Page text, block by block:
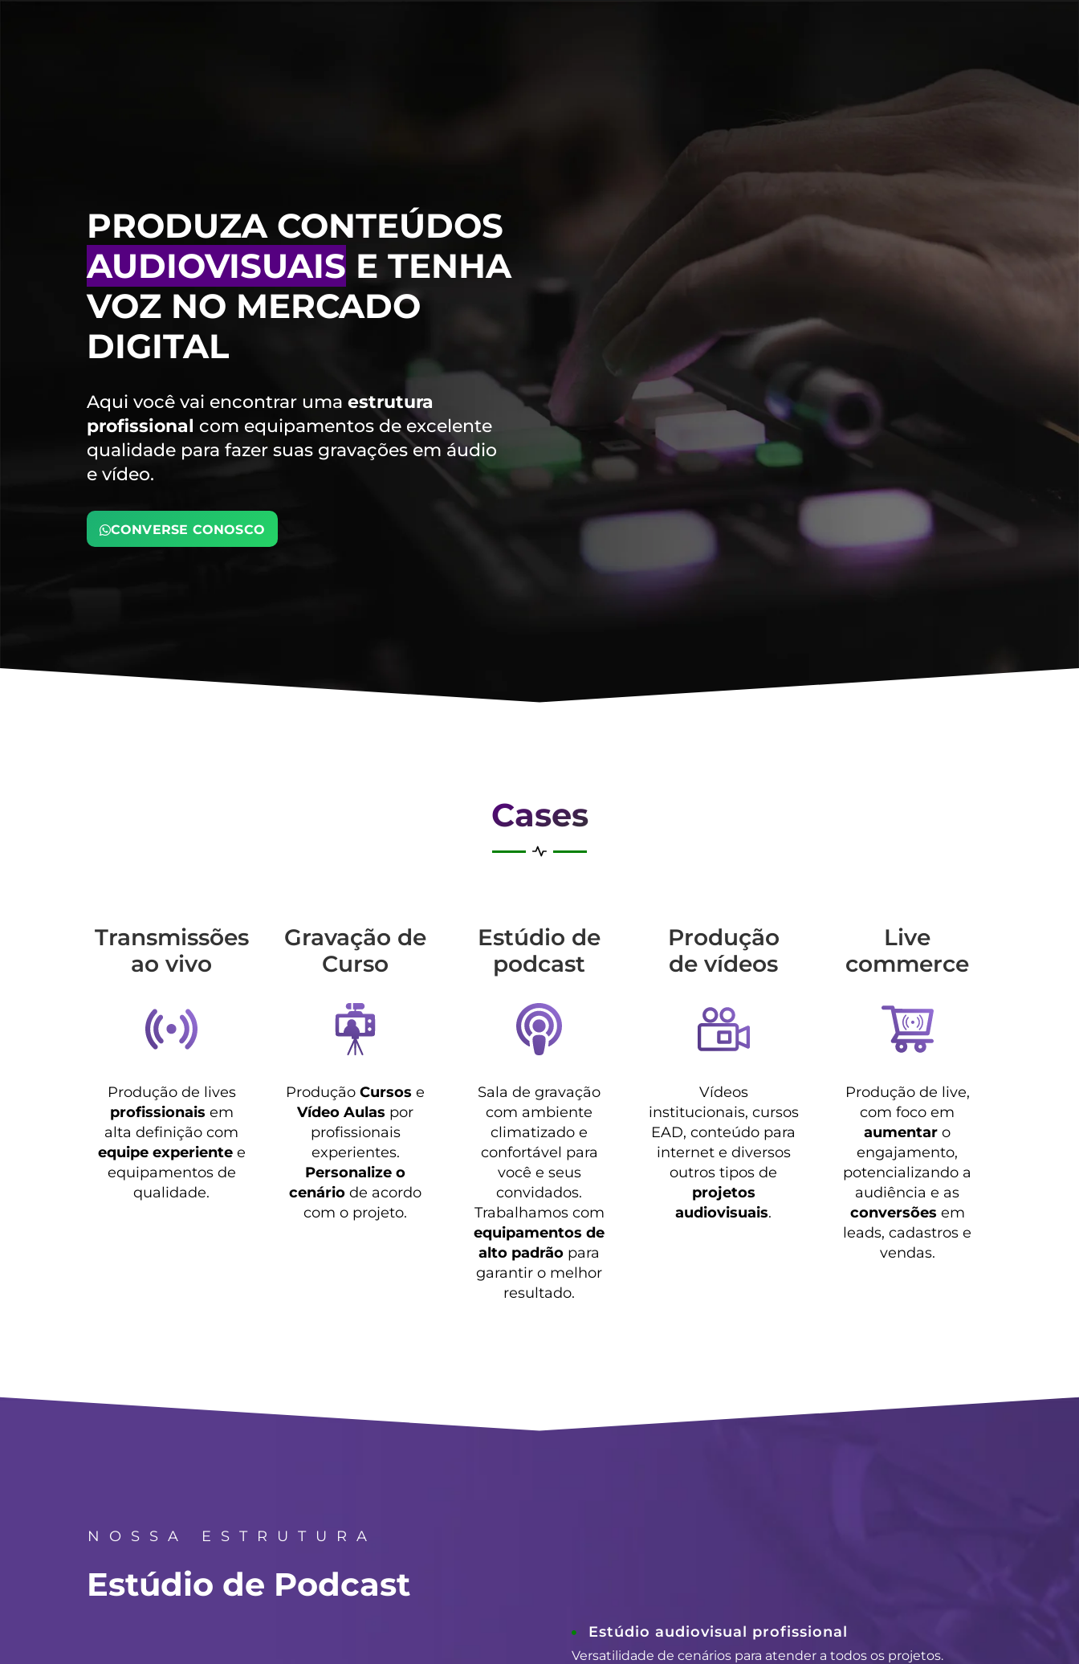
PRODUZA CONTEÚDOS
AUDIOVISUAIS E TENHA
VOZ NO MERCADO
DIGITAL
Aqui você vai encontrar uma estrutura
profissional com equipamentos de excelente
qualidade para fazer suas gravações em áudio
e vídeo.
CONVERSE CONOSCO
Cases
Transmis­sões
ao vivo
Produção de lives
profissionais em
alta definição com
equipe experientee
equipamentos de
qualidade.
Gravação de
Curso
ProduçãoCursos e
Vídeo Aulas por
profissionais
experientes.
Personalize o
cenário de acordo
com o projeto.
Estúdio de
podcast
Sala de gravação
com ambiente
climatizado e
confortável para
você e seus
convidados.
Trabalhamos com
equipamentos de
alto padrão para
garantir o melhor
resultado.
Produção
de vídeos
Vídeos
institucionais, cursos
EAD, conteúdo para
internet e diversos
outros tipos de
projetos
audiovisuais.
Live
commerce
Produção de live,
com foco em
aumentar o
engajamento,
potencializando a
audiência e as
conversões em
leads, cadastros e
vendas.
NOSSA ESTRUTURA
Estúdio de Podcast
Estúdio audiovisual profissional
Versatilidade de cenários para atender a todos os projetos.